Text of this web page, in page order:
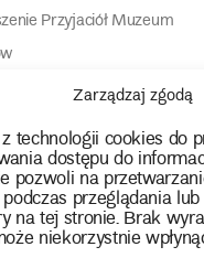
Zarządzaj zgodą
technologii cookies do
dostępu do
pozwoli na
przeglądania
na tej stronie. Brak
niekorzystnie
Przyjaciół Muzeum
specjalnych potrzebach
youtube
tiktok